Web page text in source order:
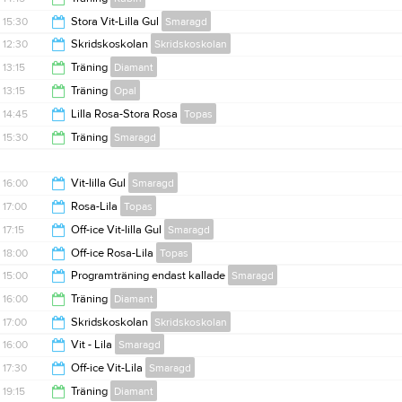
14:15
15:00
15:30 Stora Vit-Lilla Gul Smaragd
16:30
12:30 Skridskoskolan Skridskoskolan
13:15
13:15 Träning Diamant
14:30
13:15 Träning Opal
14:00
14:45 Lilla Rosa-Stora Rosa Topas
15:30 Träning Smaragd
16:15
16:00 Vit-lilla Gul Smaragd
17:00
17:00 Rosa-Lila Topas
17:45
17:15 Off-ice Vit-lilla Gul Smaragd
18:00
18:00 Off-ice Rosa-Lila Topas
18:45
15:00 Programträning endast kallade Smaragd
16:00
16:00 Träning Diamant
17:00
17:00 Skridskoskolan Skridskoskolan
17:45
16:00 Vit - Lila Smaragd
17:15
17:30 Off-ice Vit-Lila Smaragd
19:15 Träning Diamant